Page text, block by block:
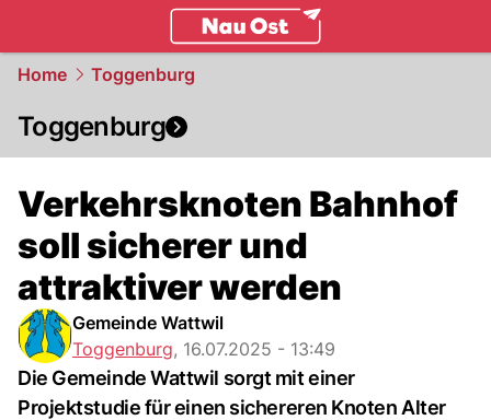
Home Toggenburg
Toggenburg
Verkehrsknoten Bahnhof
soll sicherer und
attraktiver werden
Gemeinde Wattwil
Toggenburg, 16.07.2025 - 13:49
Die Gemeinde Wattwil sorgt mit einer
Projektstudie für einen sichereren Knoten Alter